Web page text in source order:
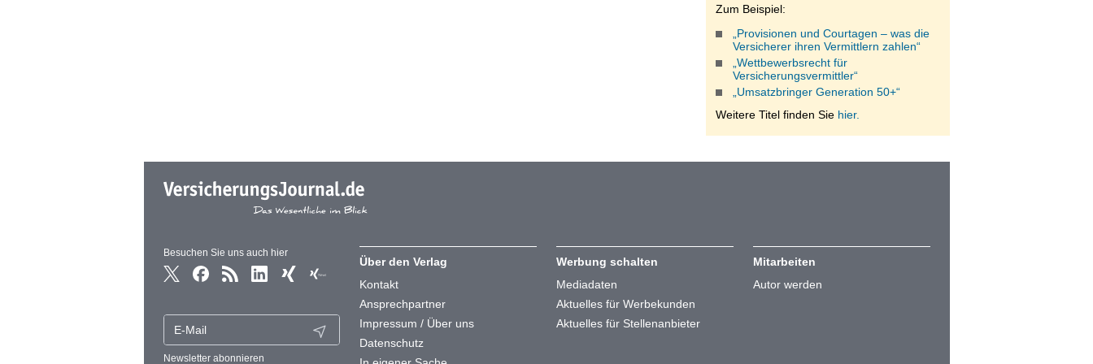
Zum Beispiel:
„Provisionen und Courtagen – was die
Versicherer ihren Vermittlern zahlen“
„Wettbewerbsrecht für
Versicherungsvermittler“
„Umsatzbringer Generation 50+“
Weitere Titel finden Sie hier.
Besuchen Sie uns auch hier
Newsletter abonnieren
Über den Verlag
Kontakt
Ansprechpartner
Impressum / Über uns
Datenschutz
Werbung schalten
Mediadaten
Aktuelles für Werbekunden
Aktuelles für Stellenanbieter
Mitarbeiten
Autor werden